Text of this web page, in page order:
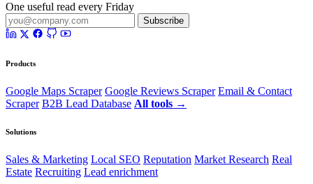
One useful read every Friday
Subscribe
Products
Google Maps Scraper Google Reviews Scraper Email & Contact
Scraper B2B Lead Database All tools →
Solutions
Sales & Marketing Local SEO Reputation Market Research Real
Estate Recruiting Lead enrichment